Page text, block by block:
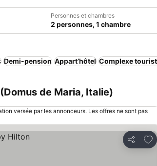
Personnes et chambres
2 personnes, 1 chambre
Demi-pension Appart’hôtel Complexe
de Maria, Italie)
versée par les annonceurs. Les offres ne sont pas
Partager